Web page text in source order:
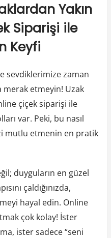
Yakın
Siparişi ile
Keyfi
sevdiklerimize zaman
merak etmeyin! Uzak
çiçek siparişi ile
var. Peki, bu nasıl
mutlu etmenin en pratik
duyguların en güzel
çaldığınızda,
hayal edin. Online
çok kolay! İster
ister sadece “seni